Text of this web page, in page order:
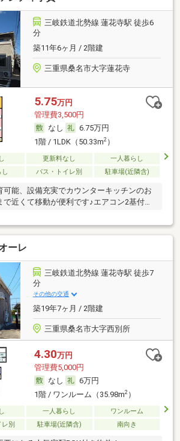
三岐鉄道北勢線 蓮花寺駅 徒歩6
分
築11年6ヶ月 / 2階建
三重県桑名市大字蓮花寺
5.75万円
管理費3,500円
なし
6.75万円
1階 / 1LDK（50.33m2）
更新料なし
一人暮らし
バス・トイレ別 駐車場(近隣含)
可能、設備充実でカウンターキッチンのお
で近くて移動が便利です♪エアコン2基付
ーレ
三岐鉄道北勢線 蓮花寺駅 徒歩7
分
その他の交通
築19年7ヶ月 / 2階建
三重県桑名市大字西別所
4.30万円
管理費5,000円
なし
6万円
1階 / ワンルーム（35.98m2）
一人暮らし
ワンルーム
別
駐車場(近隣含) 南向き